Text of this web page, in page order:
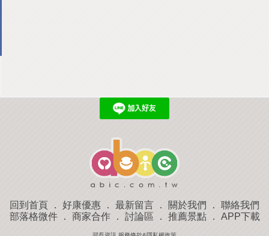
回到首頁 ． 好康優惠 ． 最新留言 ． 關於我們 ． 聯絡我們
部落格微件． 商家合作． 討論區 ． 推薦景點． APP下載